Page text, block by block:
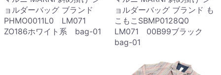
ョルダーバッグ ブランド
PHMO0011L0 LM071
ZO186ホワイト系 bag-01
ョルダーバッグ ブランド も
こもこSBMP0128Q0
LM071 00B99ブラック
bag-01